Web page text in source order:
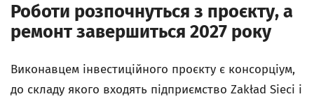
Роботи розпочнуться з проєкту, а
ремонт завершиться 2027 року
Виконавцем інвестиційного проєкту є консорціум,
до складу якого входять підприємство Zakład Sieci i